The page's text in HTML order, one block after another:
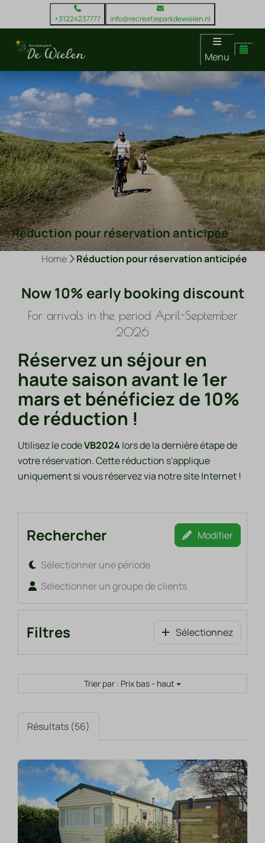
+31224237777 info@recreatieparkdewielen.nl
Menu
Réduction pour réservation anticipée
Home Réduction pour réservation anticipée
Now 10% early booking discount
For arrivals in the period April-September
2026
Réservez un séjour en
haute saison avant le 1er
mars et bénéficiez de 10%
de réduction !
Utilisez le codeVB2024 lors de la dernière étape de
votre réservation. Cette réduction s'applique
uniquement si vous réservez via notre site Internet !
Rechercher Modifier
Sélectionner une période
Sélectionner un groupe de clients
Filtres Sélectionnez
Trier par : Prix bas - haut
Résultats (56)